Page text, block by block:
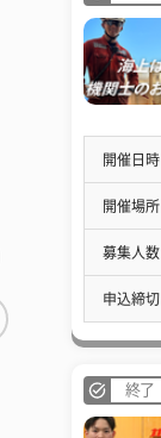
開催日時
開催場所
募集人数
申込締切
終了